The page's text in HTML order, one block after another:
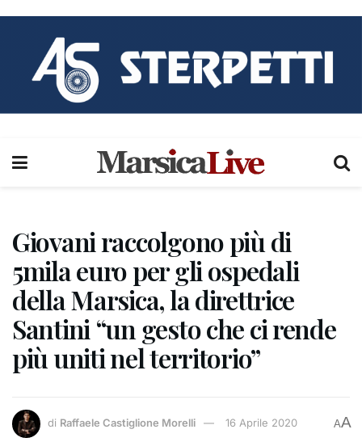
Giovani raccolgono più di
5mila euro per gli ospedali
della Marsica, la direttrice
Santini “un gesto che ci rende
più uniti nel territorio”
di Raffaele Castiglione Morelli 16 Aprile 2020 AA